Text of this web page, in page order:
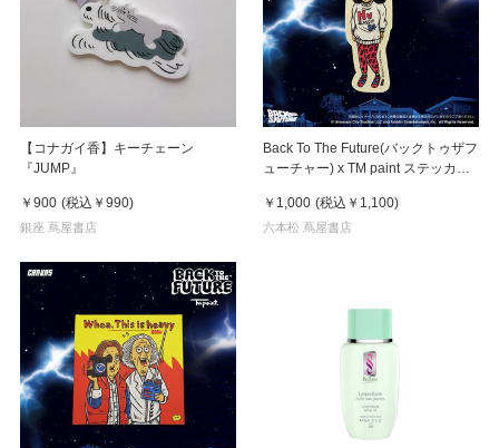
【コナガイ香】キーチェーン
『JUMP』
￥900 (税込 ￥990)
銀座 蔦屋書店
Back To The Future(バックトゥザフ
ューチャー) x TM paint ステッカー
￥1,000 (税込 ￥1,100)
六本松 蔦屋書店